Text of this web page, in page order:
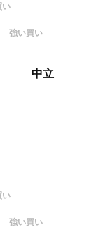
い
強い買い
中立
い
強い買い